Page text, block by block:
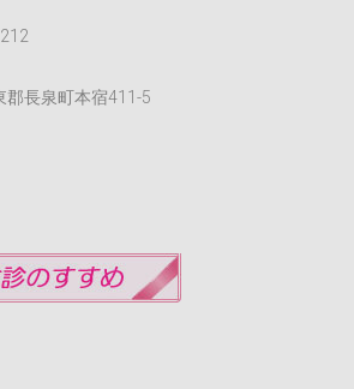
郡長泉町本宿411-5